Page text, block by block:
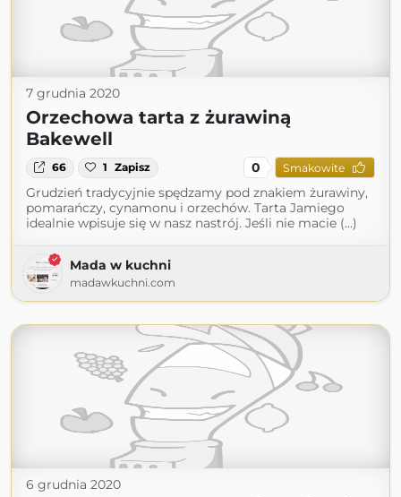
7 grudnia 2020
Orzechowa tarta z żurawiną
Bakewell
66 1 Zapisz 0 Smakowite
Grudzień tradycyjnie spędzamy pod znakiem żurawiny,
pomarańczy, cynamonu i orzechów. Tarta Jamiego
idealnie wpisuje się w nasz nastrój. Jeśli nie macie (...)
Mada w kuchni
madawkuchni.com
6 grudnia 2020